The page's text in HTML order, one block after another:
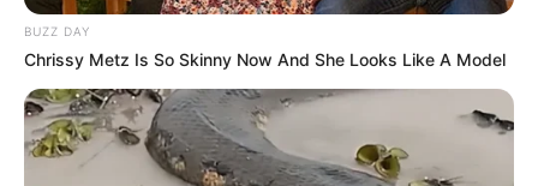
-ad3
Projeções futuras do salário mínimo
BUZZ DAY
Chrissy Metz Is So Skinny Now And She Looks Like A Model